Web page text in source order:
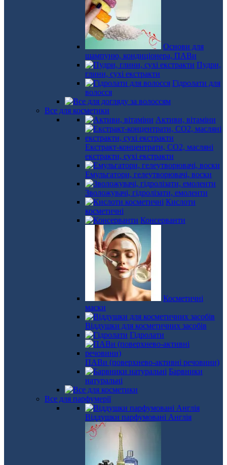
Основи для
шампуню, кондиціонера, ПАВи
Пудри,
глини, сухі екстракти
Гідролати для
волосся
Все для косметики
Активи, вітаміни
Екстракт-концентрати, СО2, масляні
екстракти, сухі екстракти
Емульгатори, гелеутворювачі, воски
Зволожувачі, гідролізати, емоленти
Кислоти
косметичні
Консерванти
Косметичні
маски
Віддушки для косметичних засобів
Гідролати
ПАВи (поверхнево-активні речовини)
Барвники
натуральні
Все для парфумерії
Віддушки парфумовані Англія